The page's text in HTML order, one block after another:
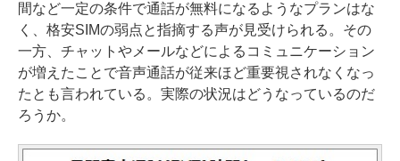
間など一定の条件で通話が無料になるようなプランはな
く、格安SIMの弱点と指摘する声が見受けられる。その
一方、チャットやメールなどによるコミュニケーション
が増えたことで音声通話が従来ほど重要視されなくなっ
たとも言われている。実際の状況はどうなっているのだ
ろうか。